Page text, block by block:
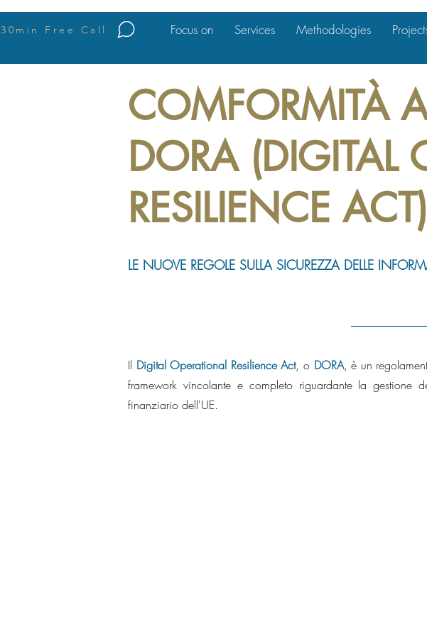
30min Free Call Focus on Services Methodologies
COMFORMITÀ
DORA (DIGITAL
RESILIENCE ACT)
LE NUOVE REGOLE SULLA SICUREZZA DELLE
Il Digital Operational Resilience Act, o DORA, è un
framework vincolante e completo riguardante la
finanziario dell'UE.